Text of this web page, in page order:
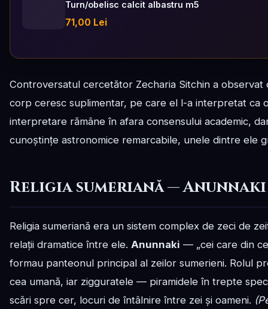
Turn/obelisc calcit albastru m5
71,00 Lei
Controversatul cercetător Zecharia Sitchin a
corp ceresc suplimentar, pe care el l-a interpretat
interpretare rămâne în afara consensului academic,
cunoștințe astronomice remarcabile, unele dintre ele
Religia sumeriană —
Religia sumeriană era un sistem complex de zeci de
relații dramatice între ele. Anunnaki — „cei care din
formau panteonul principal al zeilor sumerieni. Rolul
cea umană, iar zigguratele — piramidele în trepte
scări spre cer, locuri de întâlnire între zei și oameni.